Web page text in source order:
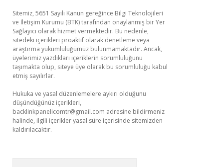
Sitemiz, 5651 Sayılı Kanun gereğince Bilgi Teknolojileri
ve İletişim Kurumu (BTK) tarafından onaylanmış bir Yer
Sağlayıcı olarak hizmet vermektedir. Bu nedenle,
sitedeki içerikleri proaktif olarak denetleme veya
araştırma yükümlülüğümüz bulunmamaktadır. Ancak,
üyelerimiz yazdıkları içeriklerin sorumluluğunu
taşımakta olup, siteye üye olarak bu sorumluluğu kabul
etmiş sayılırlar.
Hukuka ve yasal düzenlemelere aykırı olduğunu
düşündüğünüz içerikleri,
backlinkpanelicomtr@gmail.com adresine bildirmeniz
halinde, ilgili içerikler yasal süre içerisinde sitemizden
kaldırılacaktır.